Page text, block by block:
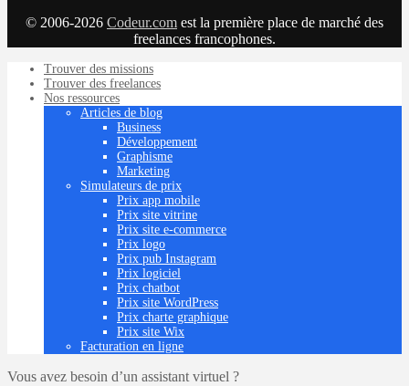
© 2006-2026 Codeur.com est la première place de marché des
freelances francophones.
Trouver des missions
Trouver des freelances
Nos ressources
Articles de blog
Business
Développement
Graphisme
Marketing
Simulateurs de prix
Prix app mobile
Prix site vitrine
Prix site e-commerce
Prix logo
Prix pub Instagram
Prix logiciel
Prix chatbot
Prix site WordPress
Prix charte graphique
Prix site Wix
Facturation en ligne
Vous avez besoin d’un assistant virtuel ?